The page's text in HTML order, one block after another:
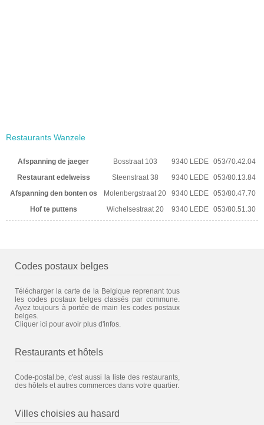
Restaurants Wanzele
Afspanning de jaeger Bosstraat 103 9340 LEDE
053/70.42.04
Restaurant edelweiss
Steenstraat 38 9340 LEDE
053/80.13.84
Afspanning den bonten os
Molenbergstraat 20 9340 LEDE
053/80.47.70
Hof te puttens
Wichelsestraat 20 9340 LEDE 053/80.51.30
Codes postaux belges
Télécharger la carte de la Belgique reprenant tous
les codes postaux belges classés par commune.
Ayez toujours à portée de main les codes postaux
belges.
Cliquer ici pour avoir plus d'infos.
Restaurants et hôtels
Code-postal.be, c'est aussi la liste des restaurants,
des hôtels et autres commerces dans votre quartier.
Villes choisies au hasard